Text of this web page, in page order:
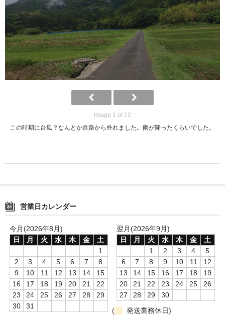
エコ50認証米
各種情報
送料及び代引手数料
特定商取引法に基づく表示
Image 1 of 12
この時期に台風？なんとか進路から外れました。雨が降ったくらいでした。
営業日カレンダー
今月(2026年8月)
日
月 火 水 木 金
土
1
2
3 4 5 6 7
8
9
10 11 12 13 14
15
16
17 18 19 20 21
22
23
24 25 26 27 28
29
30
31
翌月(2026年9月)
日
月 火 水 木 金
土
1
2 3 4
5
6
7 8 9 10 11
12
13
14 15 16 17 18
19
20
21 22 23 24 25
26
27
28 29
30
(
発送業務休日)